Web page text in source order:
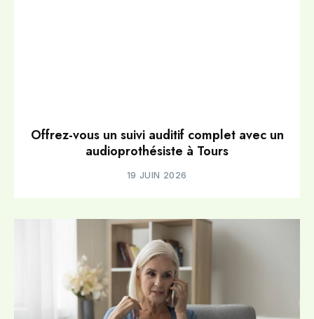
Offrez-vous un suivi auditif complet avec un
audioprothésiste à Tours
19 JUIN 2026